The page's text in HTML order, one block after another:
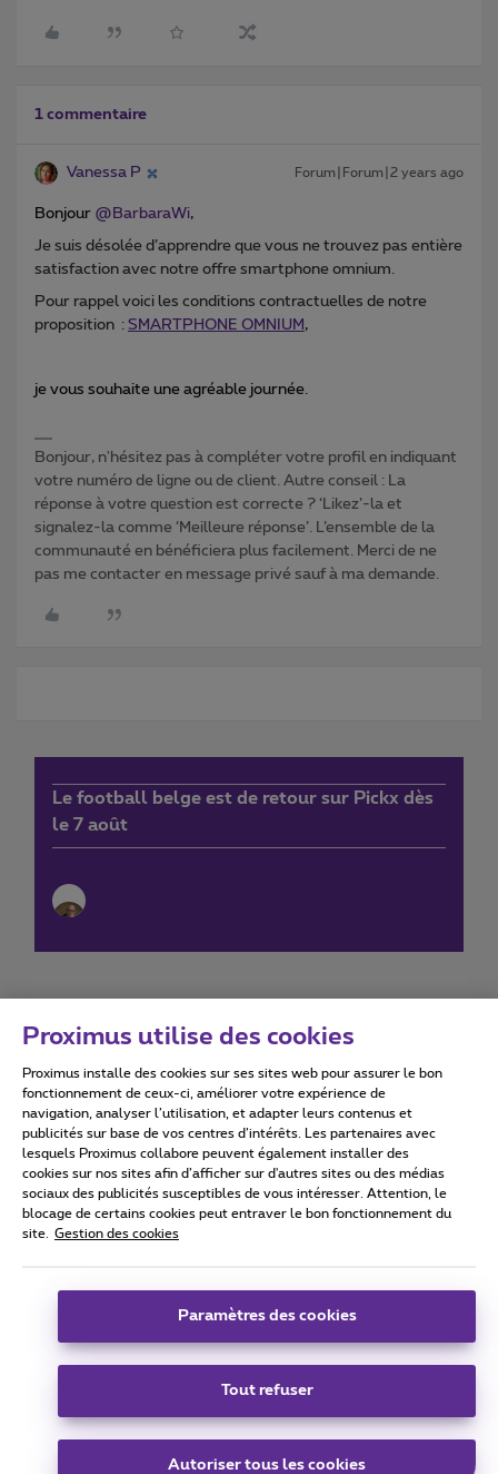
1 commentaire
Vanessa P Forum|Forum|2 years ago
Bonjour @BarbaraWi,
Je suis désolée d’apprendre que vous ne trouvez pas entière
satisfaction avec notre offre smartphone omnium.
Pour rappel voici les conditions contractuelles de notre
proposition : SMARTPHONE OMNIUM ,
je vous souhaite une agréable journée.
Bonjour, n'hésitez pas à compléter votre profil en indiquant
votre numéro de ligne ou de client. Autre conseil : La
réponse à votre question est correcte ? ‘Likez’-la et
signalez-la comme ‘Meilleure réponse’. L’ensemble de la
communauté en bénéficiera plus facilement. Merci de ne
pas me contacter en message privé sauf à ma demande.
Le football belge est de retour sur Pickx dès
le 7 août
Conditions d'utilisation Accessibility statement
Tous droits réservés. © 2026 Proximus
Conditions générales, info consommateur
Coordonnées de l’entreprise
Boulevard du Roi Albert II 27 - B-1030 Bruxelles.
Carrier & Wholesale Solutions
|Telindus
Proximus utilise des cookies
Proximus installe des cookies sur ses sites web pour assurer le bon
fonctionnement de ceux-ci, améliorer votre expérience de
navigation, analyser l’utilisation, et adapter leurs contenus et
publicités sur base de vos centres d’intérêts. Les partenaires avec
lesquels Proximus collabore peuvent également installer des
cookies sur nos sites afin d’afficher sur d'autres sites ou des médias
sociaux des publicités susceptibles de vous intéresser. Attention, le
blocage de certains cookies peut entraver le bon fonctionnement du
site.
Gestion des cookies
Paramètres des cookies
Tout refuser
Autoriser tous les cookies